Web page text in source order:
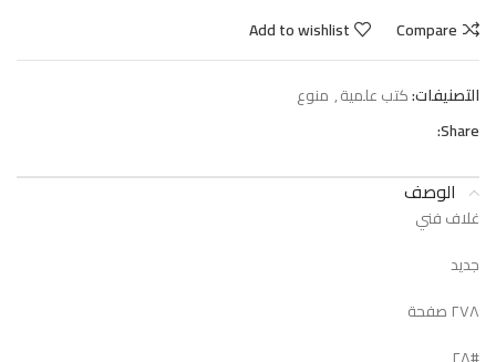
Compare
Add to wishlist
التصنيفات:كتب علمية, منوع
Share:
الوصف
غلاف فني
جديد
٢٧٨ صفحة